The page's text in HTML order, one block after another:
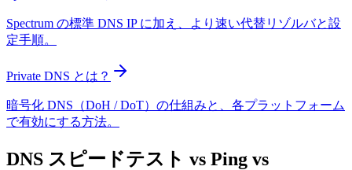
Spectrum の標準 DNS IP に加え、より速い代替リゾルバと設
定手順。
Private DNS とは？
暗号化 DNS（DoH / DoT）の仕組みと、各プラットフォーム
で有効にする方法。
DNS スピードテスト vs Ping vs